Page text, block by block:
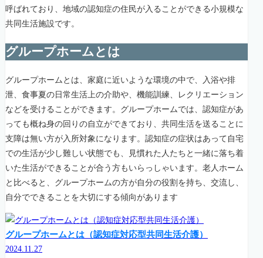
呼ばれており、地域の認知症の住民が入ることができる小規模な
共同生活施設です。
グループホームとは
グループホームとは、家庭に近いような環境の中で、入浴や排
泄、食事夏の日常生活上の介助や、機能訓練、レクリエーション
などを受けることができます。グループホームでは、認知症があ
っても概ね身の回りの自立ができており、共同生活を送ることに
支障は無い方が入所対象になります。認知症の症状はあって自宅
での生活が少し難しい状態でも、見慣れた人たちと一緒に落ち着
いた生活ができることが合う方もいらっしゃいます。老人ホーム
と比べると、グループホームの方が自分の役割を持ち、交流し、
自分でできることを大切にする傾向があります
グループホームとは（認知症対応型共同生活介護）
2024.11.27